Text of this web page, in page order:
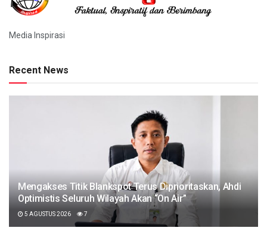
Media Inspirasi
Recent News
Mengakses Titik Blankspot Terus Diprioritaskan, Ahdi
Optimistis Seluruh Wilayah Akan “On Air”
5 AGUSTUS 2026 7